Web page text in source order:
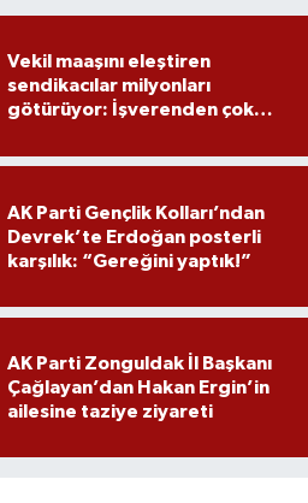
Vekil maaşını eleştiren
sendikacılar milyonları
götürüyor: İşverenden çok
operasyon!
AK Parti Gençlik Kolları’ndan
Devrek’te Erdoğan posterli
karşılık: “Gereğini yaptık!”
AK Parti Zonguldak İl Başkanı
Çağlayan’dan Hakan Ergin’in
ailesine taziye ziyareti